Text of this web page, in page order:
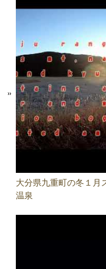
大分県九重町の冬１月
温泉